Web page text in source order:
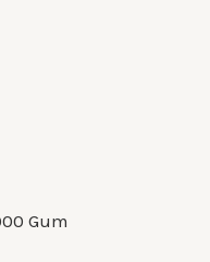
Gum